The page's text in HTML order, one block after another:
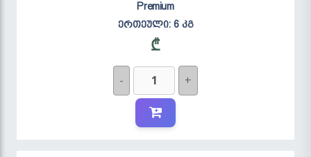
Premium
ერთეული:6 კგ
₾
- +